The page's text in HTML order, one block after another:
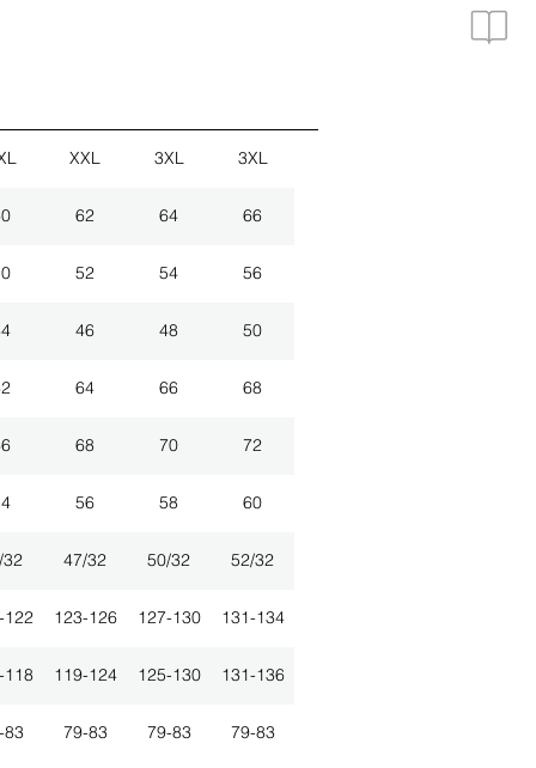
XXL 3XL 3XL
62 64 66
52 54 56
46 48 50
64 66 68
68 70 72
56 58 60
32 47/32 50/32 52/32
122 123-126 127-130 131-134
118 119-124 125-130 131-136
83 79-83 79-83 79-83